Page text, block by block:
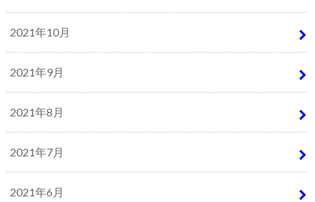
2021年10月
2021年9月
2021年8月
2021年7月
2021年6月